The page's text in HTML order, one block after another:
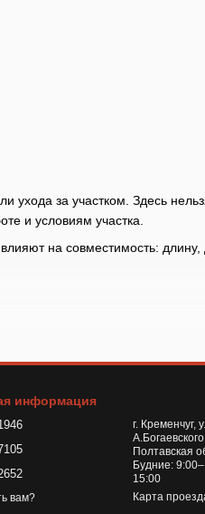
ухода за участком. Здесь
и условиям участка.
на совместимость: длину,
частью, проверьте хвостовик,
насадки или элемент для
информация
вам?
г. Кременчуг,
Полтавская
Будние:
15:00
Карта